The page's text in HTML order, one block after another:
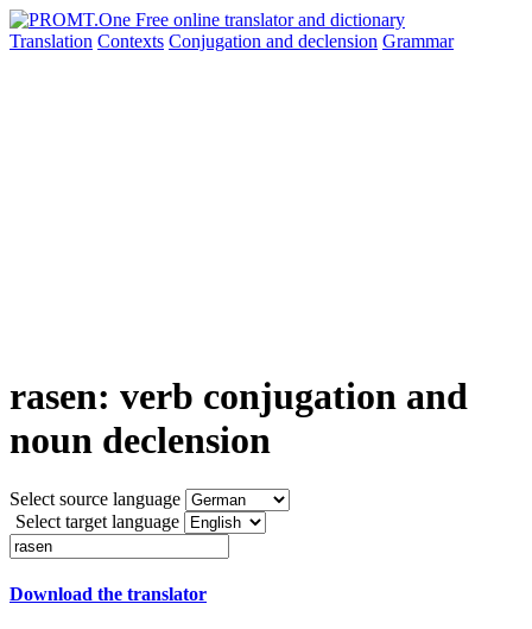
Translation Contexts Conjugation and declension Grammar
rasen: verb conjugation and
noun declension
Select source language
Select target language
Download the translator